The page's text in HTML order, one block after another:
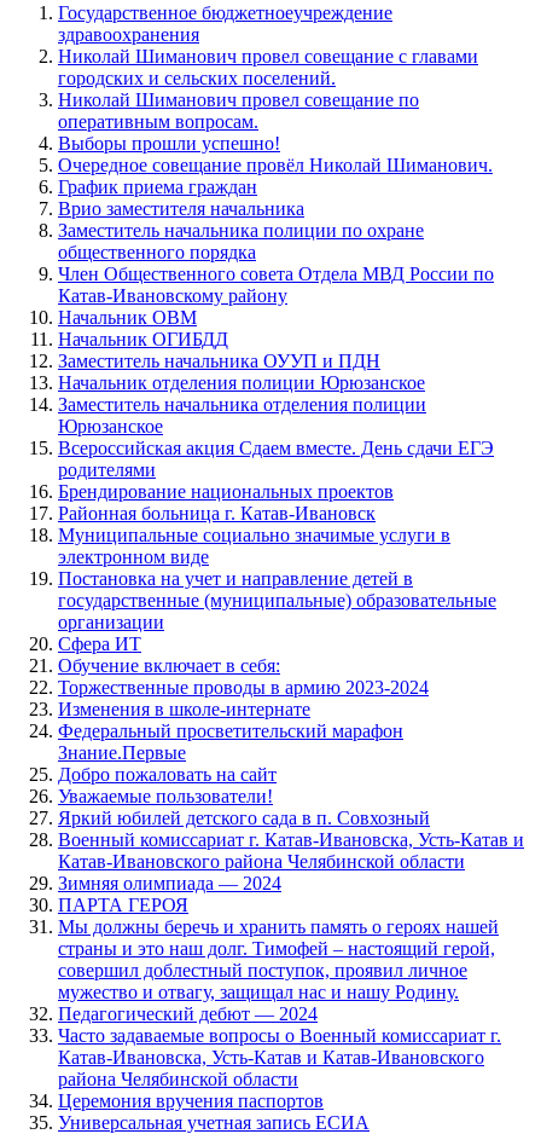
Государственное бюджетноеучреждение
здравоохранения
Николай Шиманович провел совещание с главами
городских и сельских поселений.
Николай Шиманович провел совещание по
оперативным вопросам.
Выборы прошли успешно!
Очередное совещание провёл Николай Шиманович.
График приема граждан
Врио заместителя начальника
Заместитель начальника полиции по охране
общественного порядка
Член Общественного совета Отдела МВД России по
Катав-Ивановскому району
Начальник ОВМ
Начальник ОГИБДД
Заместитель начальника ОУУП и ПДН
Начальник отделения полиции Юрюзанское
Заместитель начальника отделения полиции
Юрюзанское
Всероссийская акция Сдаем вместе. День сдачи ЕГЭ
родителями
Брендирование национальных проектов
Районная больница г. Катав-Ивановск
Муниципальные социально значимые услуги в
электронном виде
Постановка на учет и направление детей в
государственные (муниципальные) образовательные
организации
Сфера ИТ
Обучение включает в себя:
Торжественные проводы в армию 2023-2024
Изменения в школе-интернате
Федеральный просветительский марафон
Знание.Первые
Добро пожаловать на сайт
Уважаемые пользователи!
Яркий юбилей детского сада в п. Совхозный
Военный комиссариат г. Катав-Ивановска, Усть-Катав и
Катав-Ивановского района Челябинской области
Зимняя олимпиада — 2024
ПАРТА ГЕРОЯ
Мы должны беречь и хранить память о героях нашей
страны и это наш долг. Тимофей – настоящий герой,
совершил доблестный поступок, проявил личное
мужество и отвагу, защищал нас и нашу Родину.
Педагогический дебют — 2024
Часто задаваемые вопросы о Военный комиссариат г.
Катав-Ивановска, Усть-Катав и Катав-Ивановского
района Челябинской области
Церемония вручения паспортов
Универсальная учетная запись ЕСИА